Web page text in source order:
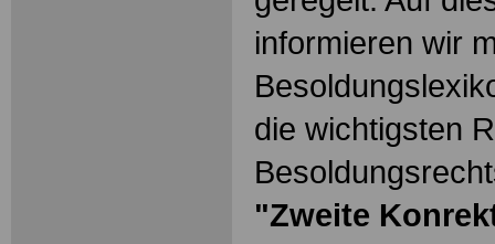
informieren wir
die wichtigsten
"Zweite